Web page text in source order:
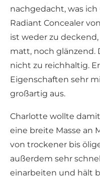
nachgedacht, was
Radiant Concealer
ist weder zu
matt, noch glänzend.
nicht zu reichhaltig.
Eigenschaften sehr
großartig aus.
Charlotte wollte
eine breite Masse an
von trockener bis
außerdem sehr
einarbeiten und hält